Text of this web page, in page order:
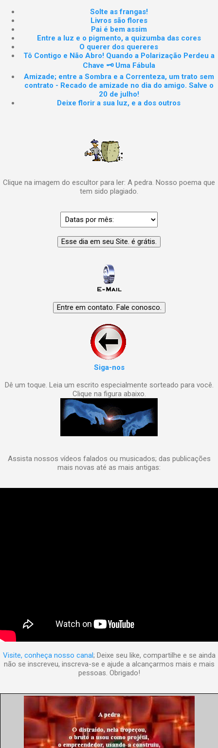
Solte as frangas!
Livros são flores
Pai é bem assim
Entre a luz e o pigmento, a quizumba das cores
O querer dos quereres
Tô Contigo e Não Abro! Quando a Polarização Perdeu a
Chave 🗝️ Uma Fábula
Amizade; entre a Sombra e a Correnteza, um trato sem
contrato - Recado de amizade no dia do amigo. Salve o
20 de julho!
Deixe florir a sua luz, e a dos outros
Clique na imagem do escultor para ler: A pedra. Nosso poema que
tem sido plagiado.
Siga-nos
Dê um toque. Leia um escrito especialmente sorteado para você.
Clique na figura abaixo.
Assista nossos vídeos falados ou musicados; das publicações
mais novas até as mais antigas:
Visite, conheça nosso canal; Deixe seu like, compartilhe e se ainda
não se inscreveu, inscreva-se e ajude a alcançarmos mais e mais
pessoas. Obrigado!